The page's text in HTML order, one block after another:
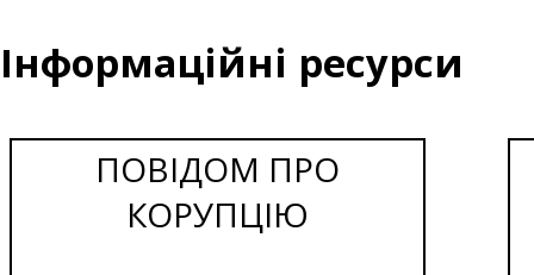
Інформаційні ресурси
ПОВІДОМ ПРО
КОРУПЦІЮ